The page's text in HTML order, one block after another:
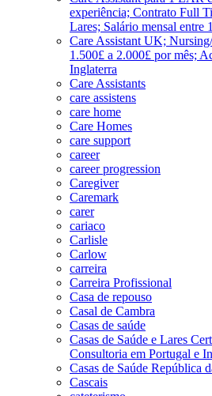
experiência; Contrato Full
Lares; Salário mensal entre
Care Assistant UK;
1.500£ a 2.000£ por mês;
Inglaterra
Care Assistants
care assistens
care home
Care Homes
care support
career
career progression
Caregiver
Caremark
carer
cariaco
Carlisle
Carlow
carreira
Carreira Profissional
Casa de repouso
Casal de Cambra
Casas de saúde
Casas de Saúde e Lares
Consultoria em Portugal e
Casas de Saúde República
Cascais